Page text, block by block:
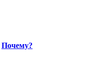
Почему?